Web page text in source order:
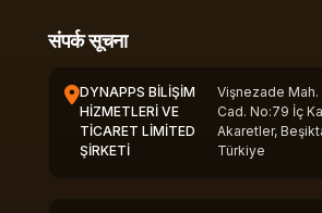
संपर्क सूचना
DYNAPPS BİLİŞİM
HİZMETLERİ VE
TİCARET LİMİTED
ŞİRKETİ
Vişnezade
Cad. No:79 İç
Akaretler,
Türkiye